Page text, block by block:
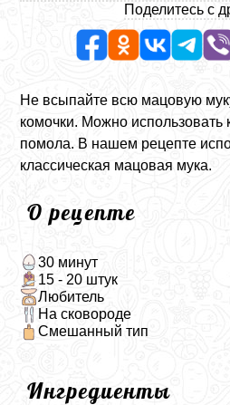
Поделитесь с
Не всыпайте всю мацовую
комочки. Можно использовать
помола. В нашем рецепте
классическая мацовая мука.
О рецепте
30 минут
15 - 20 штук
Любитель
На сковороде
Смешанный тип
Ингредиенты